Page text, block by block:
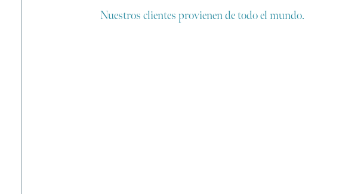
Nuestros clientes provienen de todo el mundo.